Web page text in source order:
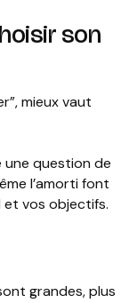
son
mieux vaut
une question de
l’amorti font
et vos objectifs.
grandes, plus